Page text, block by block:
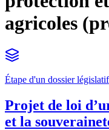
agricoles
Étape d'un dossier législatif
Projet de loi
et la